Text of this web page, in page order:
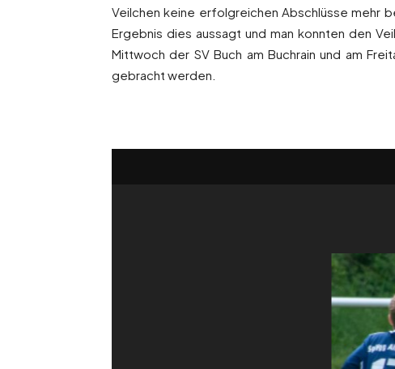
Veilchen keine erfolgreichen Abschlüsse mehr
Ergebnis dies aussagt und man konnten den
Mittwoch der SV Buch am Buchrain und am
gebracht werden.